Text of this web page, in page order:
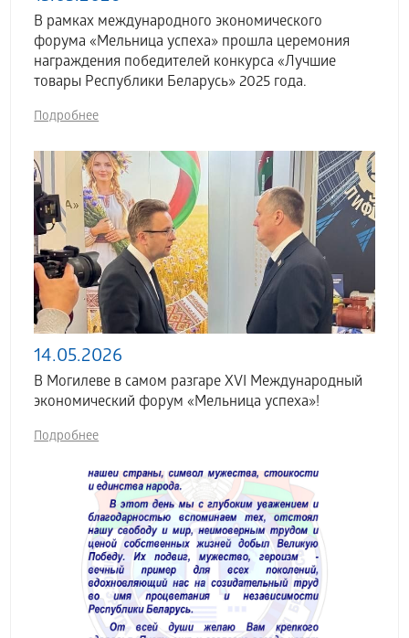
В рамках международного экономического
форума «Мельница успеха» прошла церемония
награждения победителей конкурса «Лучшие
товары Республики Беларусь» 2025 года.
Подробнее
14.05.2026
В Могилеве в самом разгаре XVI Международный
экономический форум «Мельница успеха»!
Подробнее